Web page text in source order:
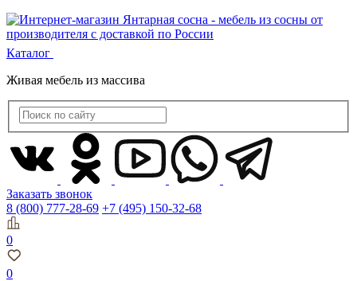
Каталог
Живая мебель из массива
Заказать звонок
8 (800) 777-28-69 +7 (495) 150-32-68
0
0